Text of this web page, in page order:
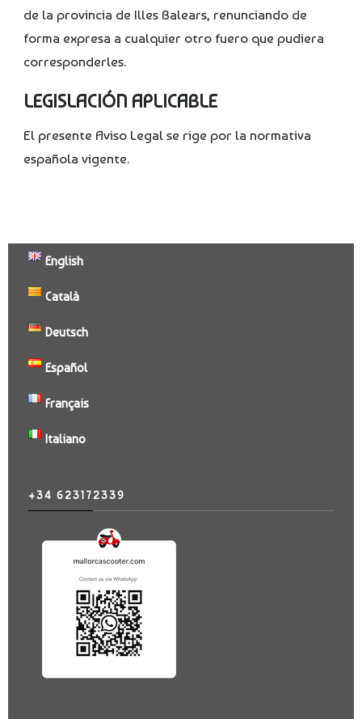
de la provincia de Illes Balears, renunciando de
forma expresa a cualquier otro fuero que pudiera
corresponderles.
LEGISLACIÓN APLICABLE
El presente Aviso Legal se rige por la normativa
española vigente.
English
Català
Deutsch
Español
Français
Italiano
+34 623172339